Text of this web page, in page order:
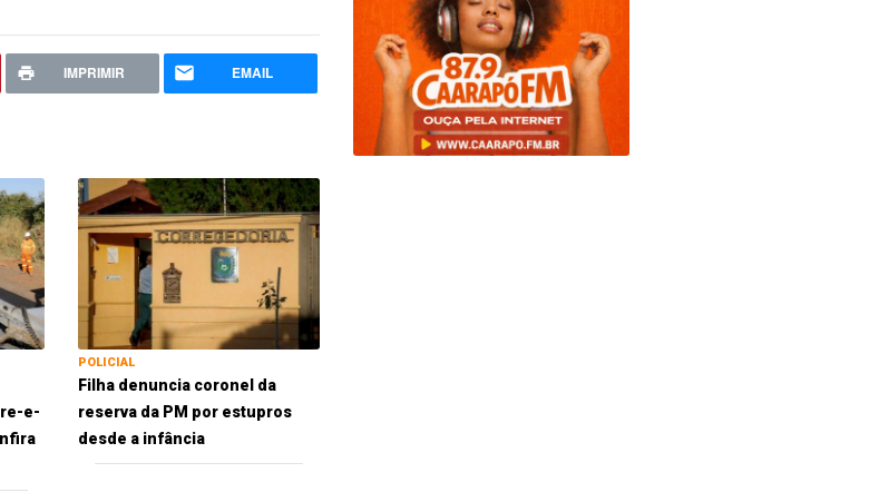
IMPRIMIR EMAIL
e-
POLICIAL
Filha denuncia coronel da
reserva da PM por estupros
desde a infância